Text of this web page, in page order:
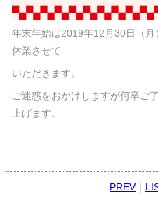
年末年始は2019年12月30日（
休業させて
いただきます。
ご迷惑をおかけしますが何卒ご
上げます。
PREV｜